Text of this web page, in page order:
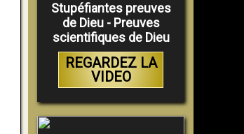
Stupéfiantes preuves
de Dieu - Preuves
scientifiques de Dieu
REGARDEZ LA
VIDEO